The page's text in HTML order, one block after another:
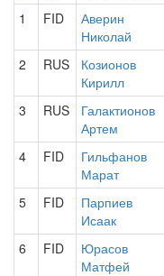
1
FID
Аверин
Николай
2 RUS
Козионов
Кирилл
3 RUS
Галактионов
Артем
4 FID
Гильфанов
Марат
5 FID
Парпиев
Исаак
6 FID
Юрасов
Матфей